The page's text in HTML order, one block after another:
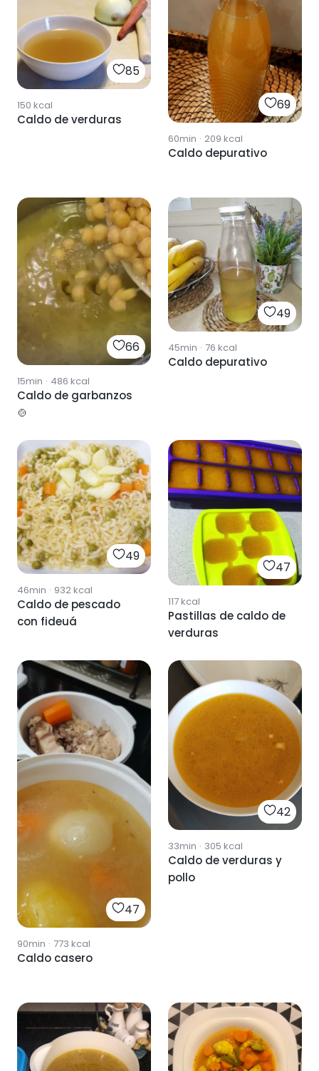
85
150 kcal
Caldo de verduras
69
60min · 209 kcal
Caldo depurativo
66
15min · 486 kcal
Caldo de garbanzos
🍲
49
45min · 76 kcal
Caldo depurativo
49
46min · 932kcal
Caldo de pescado
con fideuá
47
117kcal
Pastillas de caldo de
verduras
47
90min · 773 kcal
Caldo casero
42
33min · 305 kcal
Caldo de verduras y
pollo